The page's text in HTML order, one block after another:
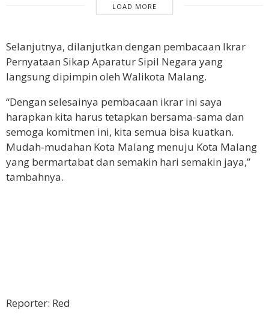
LOAD MORE
Selanjutnya, dilanjutkan dengan pembacaan Ikrar
Pernyataan Sikap Aparatur Sipil Negara yang
langsung dipimpin oleh Walikota Malang.
“Dengan selesainya pembacaan ikrar ini saya
harapkan kita harus tetapkan bersama-sama dan
semoga komitmen ini, kita semua bisa kuatkan.
Mudah-mudahan Kota Malang menuju Kota Malang
yang bermartabat dan semakin hari semakin jaya,”
tambahnya.
Reporter: Red